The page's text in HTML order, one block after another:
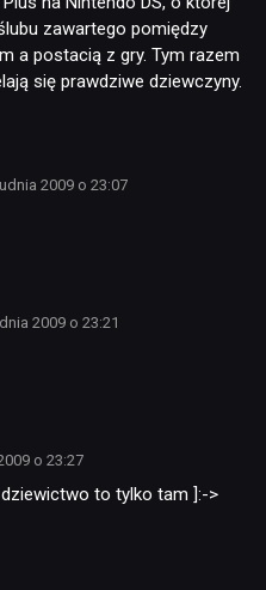
zawartego pomiędzy
a postacią z gry. Tym razem
się prawdziwe dziewczyny.
2009 o 23:07
2009 o 23:21
o 23:27
to tylko tam ]:->